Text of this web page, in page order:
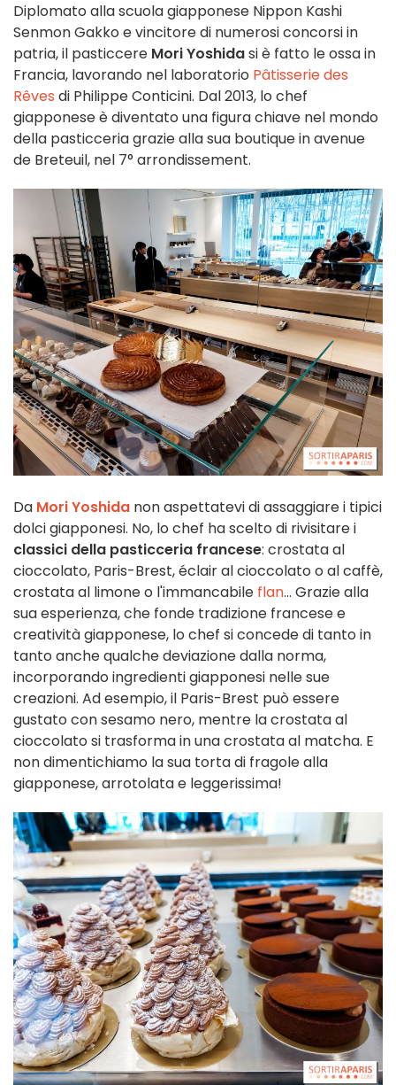
Diplomato alla scuola giapponese Nippon Kashi
Senmon Gakko e vincitore di numerosi concorsi in
patria, il pasticcere Mori Yoshidasi è fatto le ossa in
Francia, lavorando nel laboratorio Pâtisserie des
Rêves di Philippe Conticini. Dal 2013, lo chef
giapponese è diventato una figura chiave nel mondo
della pasticceria grazie alla sua boutique in avenue
de Breteuil, nel 7° arrondissement.
Da Mori Yoshida non aspettatevi di assaggiare i tipici
dolci giapponesi. No, lo chef ha scelto di rivisitare i
classici della pasticceria francese: crostata al
cioccolato, Paris-Brest, éclair al cioccolato o al caffè,
crostata al limone o l'immancabile flan... Grazie alla
sua esperienza, che fonde tradizione francese e
creatività giapponese, lo chef si concede di tanto in
tanto anche qualche deviazione dalla norma,
incorporando ingredienti giapponesi nelle sue
creazioni. Ad esempio, il Paris-Brest può essere
gustato con sesamo nero, mentre la crostata al
cioccolato si trasforma in una crostata al matcha. E
non dimentichiamo la sua torta di fragole alla
giapponese, arrotolata e leggerissima!